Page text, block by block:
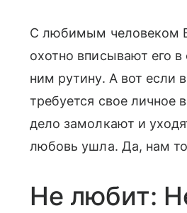
С любимым человеком
охотно вписывают его
ним рутину. А вот если
требуется свое личное
дело замолкают и
любовь ушла. Да, нам
Не любит: